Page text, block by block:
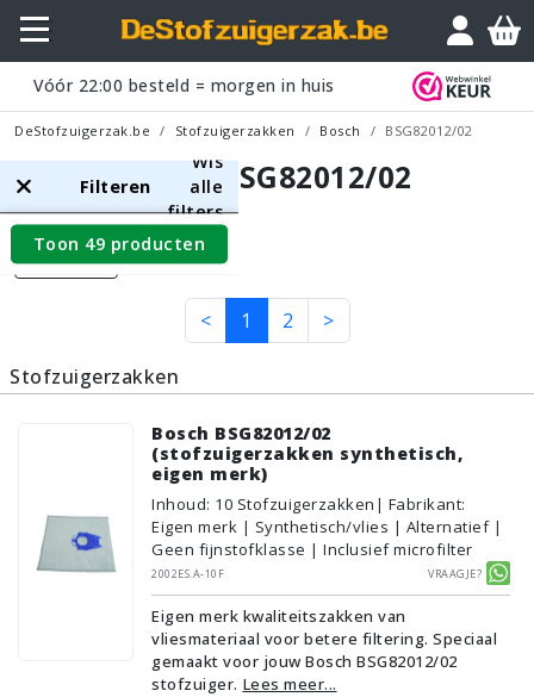
Vóór 22:00 besteld = morgen in huis
DeStofzuigerzak.be Stofzuigerzakken Bosch BSG82012/02
Bosch BSG82012/02
Filters
< 1 2 >
Filteren
Wis
alle
filters
Toon 49 producten
Stofzuigerzakken
Bosch BSG82012/02
(stofzuigerzakken synthetisch,
eigen merk)
Inhoud: 10 Stofzuigerzakken | Fabrikant:
Eigen merk | Synthetisch/vlies | Alternatief |
Geen fijnstofklasse | Inclusief microfilter
2002ES.A-10F
Vraagje?
Eigen merk kwaliteitszakken van
vliesmateriaal voor betere filtering. Speciaal
gemaakt voor jouw Bosch BSG82012/02
stofzuiger. Lees meer...